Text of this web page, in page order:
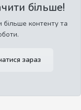
більше!
контенту та
зараз